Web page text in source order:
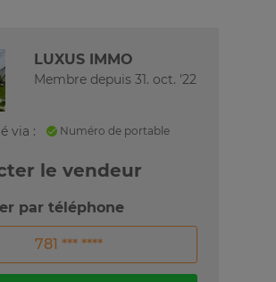
LUXUS IMMO
Membre depuis 31. oct. '22
via : Numéro de portable
le vendeur
par téléphone
781 *** ****